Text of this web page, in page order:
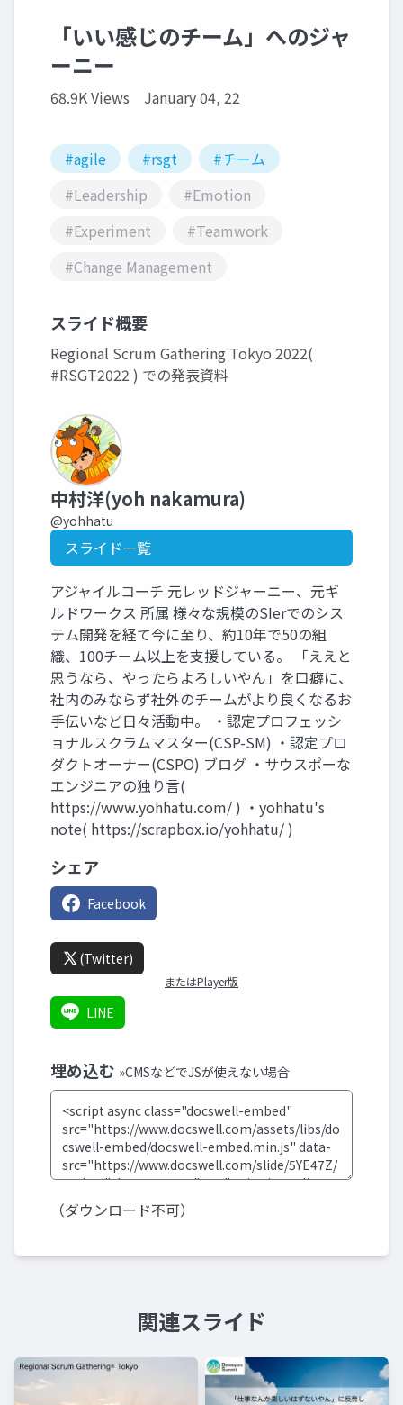
「いい感じのチーム」へのジャ
ーニー
68.9K Views January 04, 22
#agile #rsgt
#チーム
#Leadership
#Emotion
#Experiment
#Teamwork
#Change Management
スライド概要
Regional Scrum Gathering Tokyo 2022(
#RSGT2022 ) での発表資料
中村洋(yoh nakamura)
@yohhatu
スライド一覧
アジャイルコーチ 元レッドジャーニー、元ギ
ルドワークス 所属 様々な規模のSIerでのシス
テム開発を経て今に至り、約10年で50の組
織、100チーム以上を支援している。 「ええと
思うなら、やったらよろしいやん」を口癖に、
社内のみならず社外のチームがより良くなるお
手伝いなど日々活動中。 ・認定プロフェッシ
ョナルスクラムマスター(CSP-SM) ・認定プロ
ダクトオーナー(CSPO) ブログ ・サウスポーな
エンジニアの独り言(
https://www.yohhatu.com/ ) ・yohhatu's
note( https://scrapbox.io/yohhatu/ )
シェア
Facebook
(Twitter)
またはPlayer版
LINE
埋め込む »CMSなどでJSが使えない場合
（ダウンロード不可）
関連スライド